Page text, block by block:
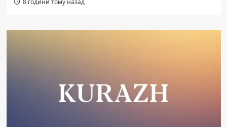
8 години тому назад